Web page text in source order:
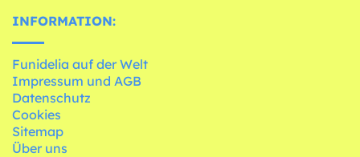
INFORMATION:
Funidelia auf der Welt
Impressum und AGB
Datenschutz
Cookies
Sitemap
Über uns